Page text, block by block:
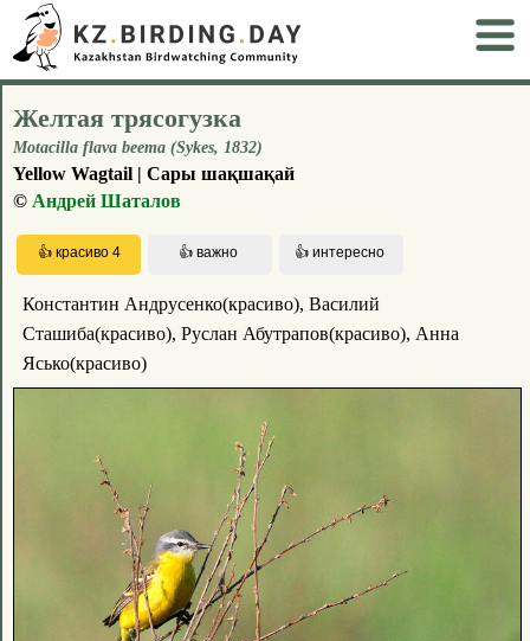
Желтая трясогузка
Motacilla flava beema (Sykes, 1832)
Yellow Wagtail | Сары шақшақай
© Андрей Шаталов
Константин Андрусенко(красиво), Василий
Сташиба(красиво), Руслан Абутрапов(красиво), Анна
Ясько(красиво)